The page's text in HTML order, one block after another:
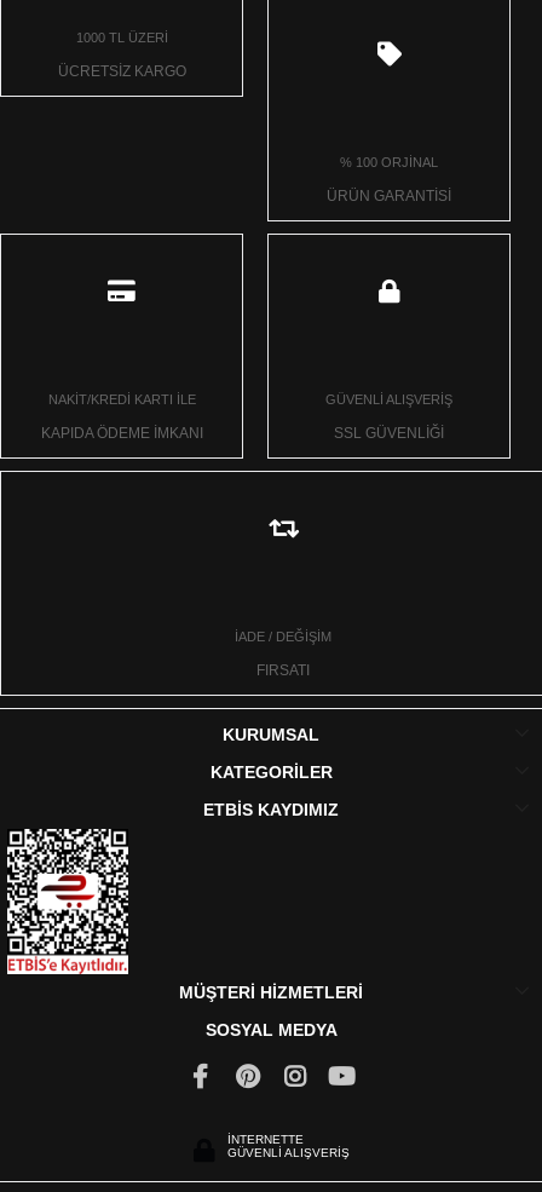
1000 TL ÜZERİ
ÜCRETSİZ KARGO
% 100 ORJİNAL
ÜRÜN GARANTİSİ
NAKİT/KREDİ KARTI İLE
KAPIDA ÖDEME İMKANI
GÜVENLİ ALIŞVERİŞ
SSL GÜVENLİĞİ
İADE / DEĞİŞİM
FIRSATI
KURUMSAL
KATEGORİLER
ETBİS KAYDIMIZ
MÜŞTERİ HİZMETLERİ
SOSYAL MEDYA
İNTERNETTE
GÜVENLİ ALIŞVERİŞ